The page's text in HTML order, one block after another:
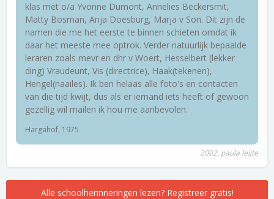
klas met o/a Yvonne Dumont, Annelies Beckersmit,
Matty Bosman, Anja Doesburg, Marja v Son. Dit zijn de
namen die me het eerste te binnen schieten omdat ik
daar het meeste mee optrok. Verder natuurlijk bepaalde
leraren zoals mevr en dhr v Woert, Hesselbert (lekker
ding) Vraudeunt, Vis (directrice), Haak(tekenen),
Hengel(naailes). Ik ben helaas alle foto's en contacten
van die tijd kwijt, dus als er iemand iets heeft of gewoon
gezellig wil mailen ik hou me aanbevolen.
Hargahof, 1975
2002, paula leijte
Alle schoolherinneringen lezen? Registreer gratis!